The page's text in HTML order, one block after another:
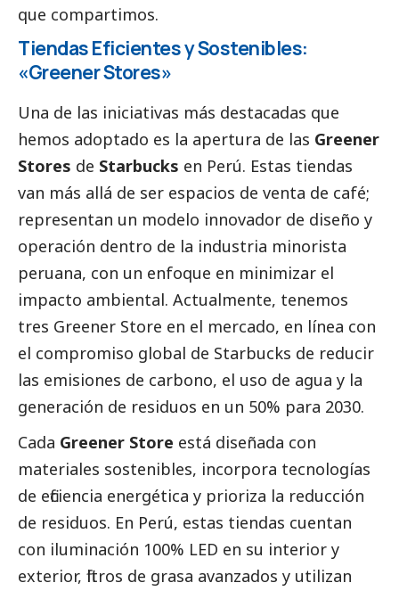
que compartimos.
Tiendas Eficientes y Sostenibles:
«Greener Stores»
Una de las iniciativas más destacadas que
hemos adoptado es la apertura de las Greener
Stores de Starbucks en Perú. Estas tiendas
van más allá de ser espacios de venta de café;
representan un modelo innovador de diseño y
operación dentro de la industria minorista
peruana, con un enfoque en minimizar el
impacto ambiental. Actualmente, tenemos
tres Greener Store en el mercado, en línea con
el compromiso global de Starbucks de reducir
las emisiones de carbono, el uso de agua y la
generación de residuos en un 50% para 2030.
Cada Greener Store está diseñada con
materiales sostenibles, incorpora tecnologías
de eficiencia energética y prioriza la reducción
de residuos. En Perú, estas tiendas cuentan
con iluminación 100% LED en su interior y
exterior, filtros de grasa avanzados y utilizan